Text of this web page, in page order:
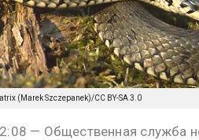
(Marek Szczepanek)/CC BY-SA 3.0
— Общественная служба